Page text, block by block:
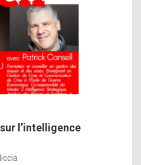
l’intelligence